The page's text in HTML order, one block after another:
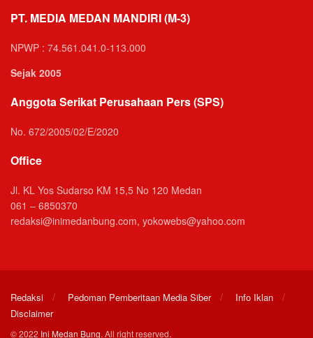
PT. MEDIA MEDAN MANDIRI (M-3)
NPWP : 74.561.041.0-113.000
Sejak 2005
Anggota Serikat Perusahaan Pers (SPS)
No. 672/2005/02/E/2020
Office
Jl. KL Yos Sudarso KM 15,5 No 120 Medan
061 – 6850370
redaksi@inimedanbung.com, yokowebs@yahoo.com
Redaksi Pedoman Pemberitaan Media Siber
Info Iklan
Disclaimer
© 2022 Ini Medan Bung. All right reserved.